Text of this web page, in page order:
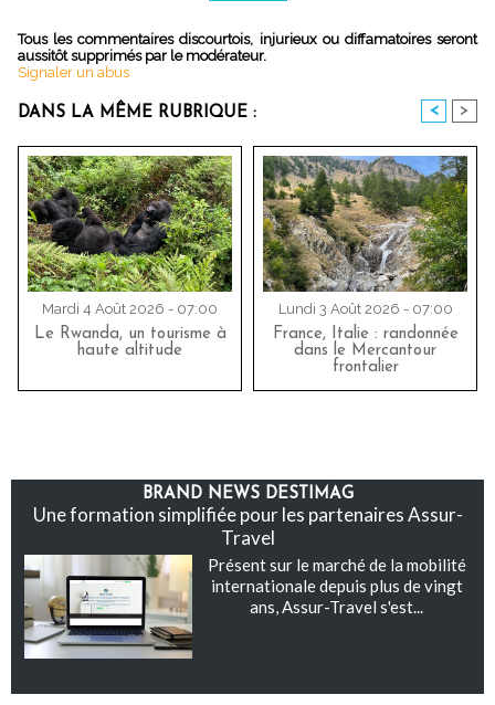
Tous les commentaires discourtois, injurieux ou diffamatoires seront
aussitôt supprimés par le modérateur.
Signaler un abus
DANS LA MÊME RUBRIQUE : < >
Mardi 4 Août 2026 - 07:00
Le Rwanda, un tourisme à
haute altitude
Lundi 3 Août 2026 - 07:00
France, Italie : randonnée
dans le Mercantour
frontalier
BRAND NEWS DESTIMAG
Une formation simplifiée pour les partenaires Assur-
Travel
Présent sur le marché de la mobilité
internationale depuis plus de vingt
ans, Assur-Travel s'est...